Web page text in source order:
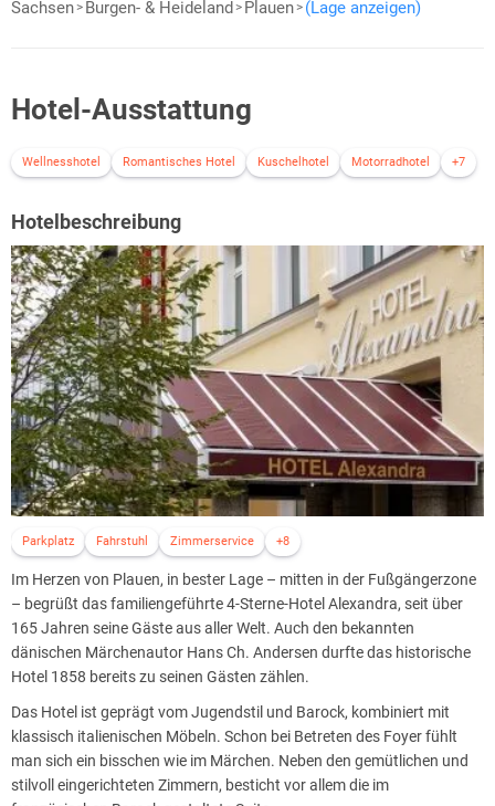
Sachsen Burgen- & Heideland Plauen (Lage anzeigen)
Hotel-Ausstattung
Wellnesshotel Romantisches Hotel Kuschelhotel Motorradhotel +7
Hotelbeschreibung
Parkplatz Fahrstuhl Zimmerservice +8
Im Herzen von Plauen, in bester Lage – mitten in der Fußgängerzone
– begrüßt das familiengeführte 4-Sterne-Hotel Alexandra, seit über
165 Jahren seine Gäste aus aller Welt. Auch den bekannten
dänischen Märchenautor Hans Ch. Andersen durfte das historische
Hotel 1858 bereits zu seinen Gästen zählen.
Das Hotel ist geprägt vom Jugendstil und Barock, kombiniert mit
klassisch italienischen Möbeln. Schon bei Betreten des Foyer fühlt
man sich ein bisschen wie im Märchen. Neben den gemütlichen und
stilvoll eingerichteten Zimmern, besticht vor allem die im